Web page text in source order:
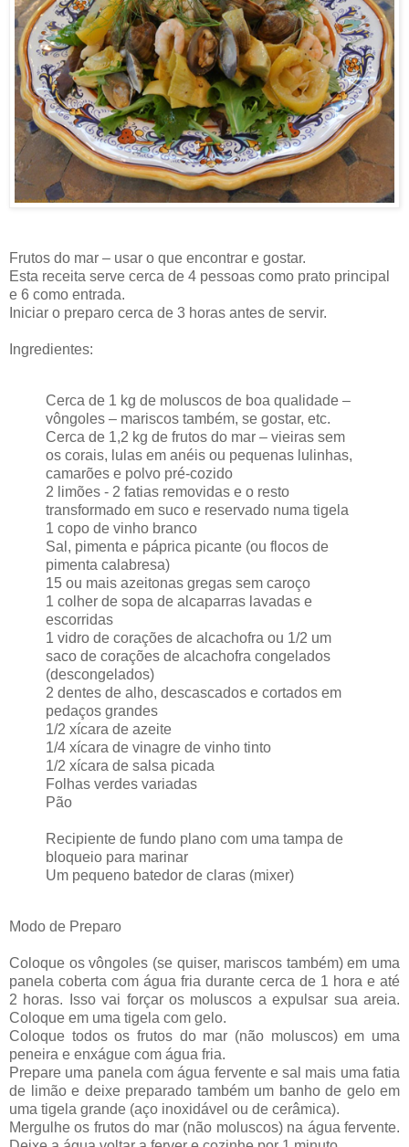
Frutos do mar – usar o que encontrar e gostar.
Esta receita serve cerca de 4 pessoas como prato principal
e 6 como entrada.
Iniciar o preparo cerca de 3 horas antes de servir.
Ingredientes:
Cerca de 1 kg de moluscos de boa qualidade –
vôngoles – mariscos também, se gostar, etc.
Cerca de 1,2 kg de frutos do mar – vieiras sem
os corais, lulas em anéis ou pequenas lulinhas,
camarões e polvo pré-cozido
2 limões - 2 fatias removidas e o resto
transformado em suco e reservado numa tigela
1 copo de vinho branco
Sal, pimenta e páprica picante (ou flocos de
pimenta calabresa)
15 ou mais azeitonas gregas sem caroço
1 colher de sopa de alcaparras lavadas e
escorridas
1 vidro de corações de alcachofra ou 1/2 um
saco de corações de alcachofra congelados
(descongelados)
2 dentes de alho, descascados e cortados em
pedaços grandes
1/2 xícara de azeite
1/4 xícara de vinagre de vinho tinto
1/2 xícara de salsa picada
Folhas verdes variadas
Pão
Recipiente de fundo plano com uma tampa de
bloqueio para marinar
Um pequeno batedor de claras (mixer)
Modo de Preparo
Coloque os vôngoles (se quiser, mariscos também) em uma
panela coberta com água fria durante cerca de 1 hora e até
2 horas. Isso vai forçar os moluscos a expulsar sua areia.
Coloque em uma tigela com gelo.
Coloque todos os frutos do mar (não moluscos) em uma
peneira e enxágue com água fria.
Prepare uma panela com água fervente e sal mais uma fatia
de limão e deixe preparado também um banho de gelo em
uma tigela grande (aço inoxidável ou de cerâmica).
Mergulhe os frutos do mar (não moluscos) na água fervente.